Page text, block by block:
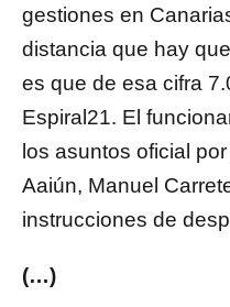
gestiones en
distancia que hay
es que de esa cifra
Espiral21. El
los asuntos oficial
Aaiún, Manuel
instrucciones de
(…)